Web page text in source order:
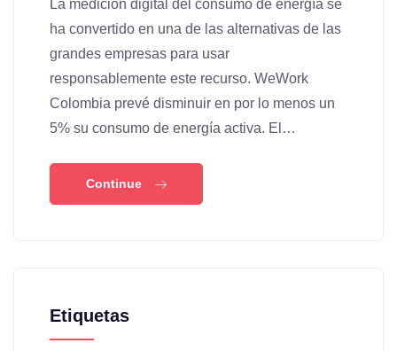
La medición digital del consumo de energía se
ha convertido en una de las alternativas de las
grandes empresas para usar
responsablemente este recurso. WeWork
Colombia prevé disminuir en por lo menos un
5% su consumo de energía activa. El…
Continue
Etiquetas